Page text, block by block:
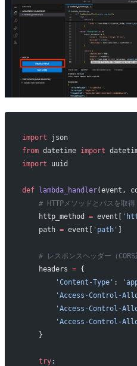
import json
from datetime import
import uuid
def lambda_handler(event,
    # HTTPメソッドとパスを取得
    http_method
= event[
    path
= event[ 'path' ]
# レスポンスヘッダー（CORS
    headers
= {
        'Content-Type'
:
'Access-Control-
'Access-Control-
'Access-Control-
    }
    try
: